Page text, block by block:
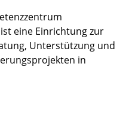
eine Einrichtung zur
Unterstützung und
in